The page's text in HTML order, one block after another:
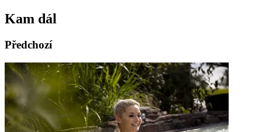
Kam dál
Předchozí